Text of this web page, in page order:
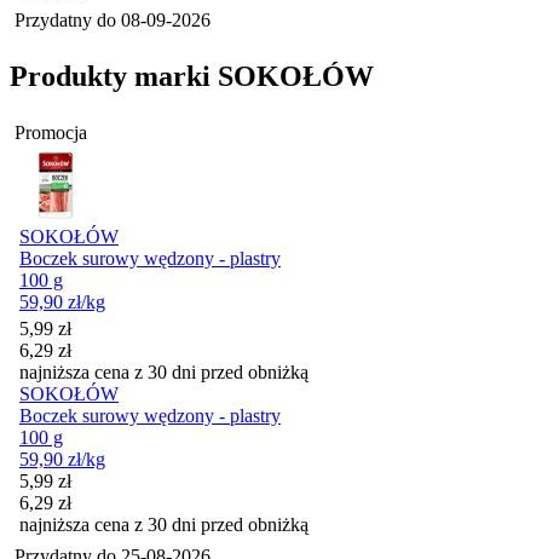
Przydatny do 08-09-2026
Produkty marki SOKOŁÓW
Promocja
SOKOŁÓW
Boczek surowy wędzony - plastry
100 g
59,90 zł/kg
Cena promocyjna
5,99 zł
6,29 zł
najniższa cena z 30 dni przed obniżką
SOKOŁÓW
Boczek surowy wędzony - plastry
100 g
59,90 zł/kg
Cena promocyjna
5,99 zł
6,29 zł
najniższa cena z 30 dni przed obniżką